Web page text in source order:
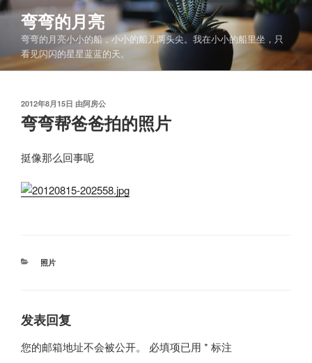
跳
容
弯弯的月亮
弯弯的月亮小小的船，小小的船儿两头尖。我在小小的船里坐，只
看见闪闪的星星蓝蓝的天。
发
布
于
2012年8月15日 由阿房公
弯弯帮爸爸拍的照片
挺像那么回事呢
分
照片
发表回复
您的邮箱地址不会被公开。 必填项已用 * 标注